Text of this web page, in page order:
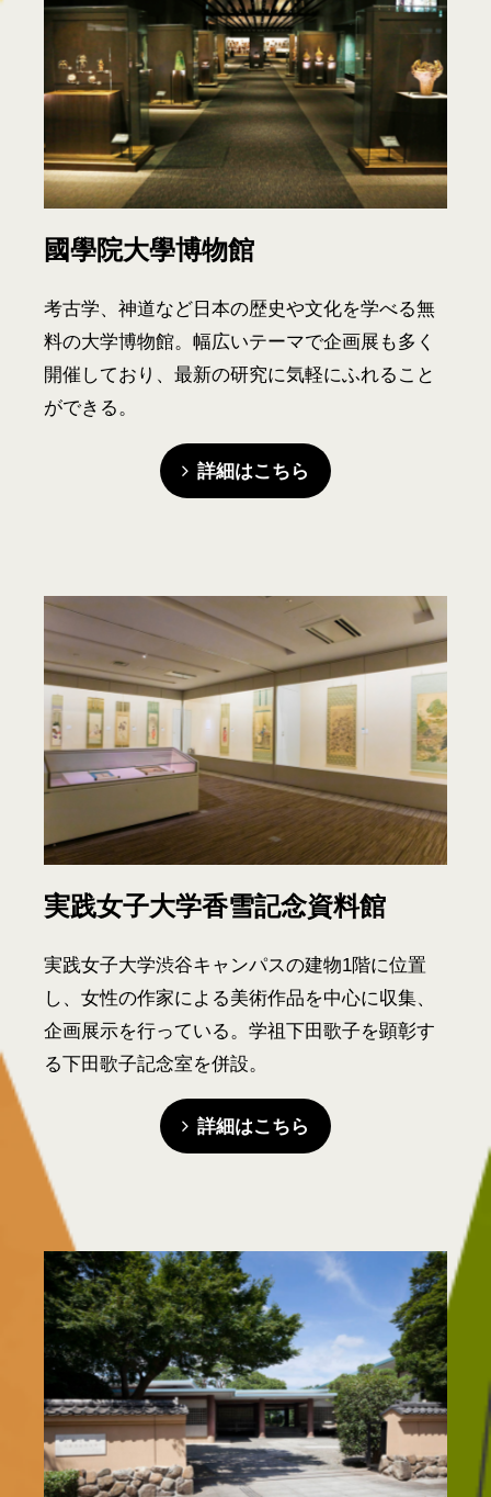
國學院大學博物館
考古学、神道など日本の歴史や文化を学べる無
料の大学博物館。幅広いテーマで企画展も多く
開催しており、最新の研究に気軽にふれること
ができる。
詳細はこちら
実践女子大学香雪記念資料館
実践女子大学渋谷キャンパスの建物1階に位置
し、女性の作家による美術作品を中心に収集、
企画展示を行っている。学祖下田歌子を顕彰す
る下田歌子記念室を併設。
詳細はこちら